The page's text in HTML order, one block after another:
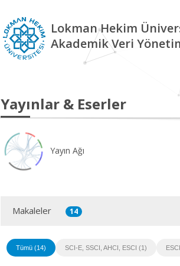
Lokman Hekim
Akademik Veri
Yayınlar & Eserler
Yayın Ağı
Makaleler 14
Tümü (14) SCI-E, SSCI, AHCI, ESCI (1)